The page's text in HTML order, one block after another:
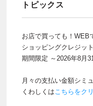
トピックス
お店で買っても！WEB
ショッピングクレジッ
期間限定 ～2026年8月
月々の支払い金額シミ
くわしくはこちらをク